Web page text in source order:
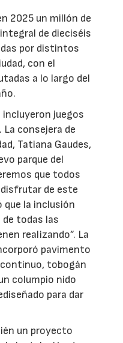
2025 un millón de
de dieciséis
por distintos
con el
a lo largo del
juegos
consejera de
Tatiana Gaudes,
parque del
que todos
de este
que la inclusión
de todas las
realizando”. La
pavimento
tobogán
columpio nido
para dar
un proyecto